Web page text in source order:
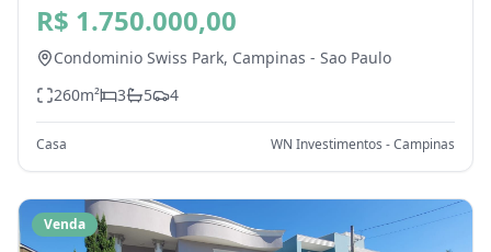
Park, Campinas - SP
R$ 1.750.000,00
Condominio Swiss Park, Campinas - Sao Paulo
260m² 3 5 4
Casa WN Investimentos - Campinas
Venda